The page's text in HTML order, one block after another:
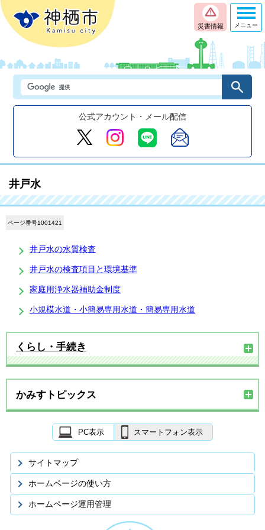
災害情報
公式アカウント・メール配信
メニュー
井戸水
ページ番号1001421
井戸水の水質検査
井戸水の検査項目と環境基準
家庭用浄水器補助金制度
小規模水道・小簡易専用水道・簡易専用水道
くらし・手続き
かみすトピックス
PC表示 スマートフォン表示
サイトマップ
ホームページの使い方
ホームページ運用管理